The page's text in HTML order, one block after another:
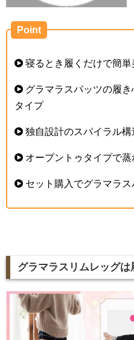
Point
寝るとき履くだけで簡単
グラマラスパッツの履
タイプ
独自設計のスパイラル
オープントゥタイプで蒸
セット購入でグラマラ
グラマラスリムレッグ